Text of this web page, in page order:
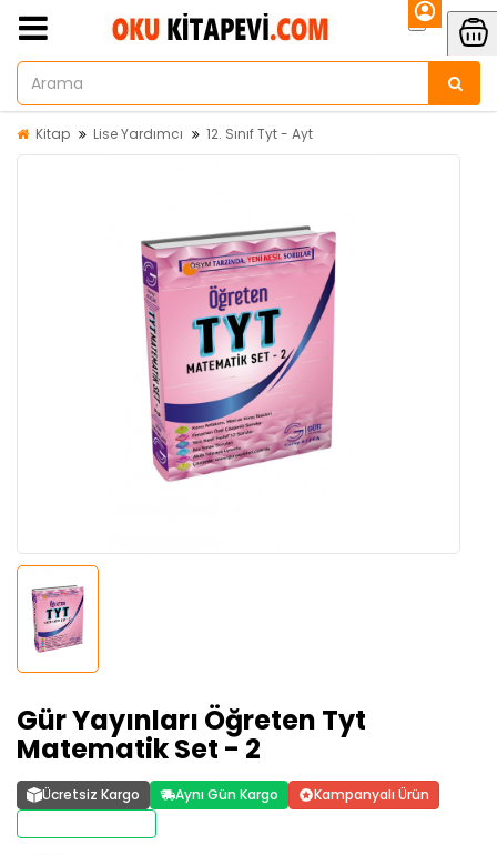
Kitap Lise Yardımcı 12. Sınıf Tyt - Ayt
Gür Yayınları Öğreten Tyt
Matematik Set - 2
Ücretsiz Kargo Aynı Gün Kargo
Kampanyalı Ürün